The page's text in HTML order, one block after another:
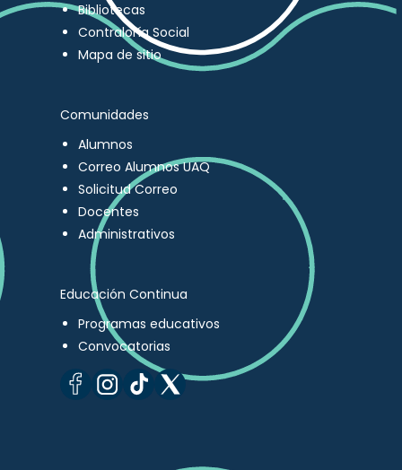
Bibliotecas
Contraloría Social
Mapa de sitio
Comunidades
Alumnos
Correo Alumnos UAQ
Solicitud Correo
Docentes
Administrativos
Educación Continua
Programas educativos
Convocatorias